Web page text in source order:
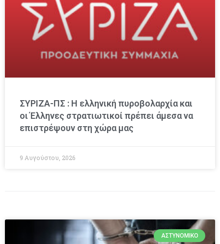
ΣΥΡΙΖΑ-ΠΣ : Η ελληνική πυροβολαρχία και
οι Έλληνες στρατιωτικοί πρέπει άμεσα να
επιστρέψουν στη χώρα μας
9 Αυγούστου, 2026
ΑΣΤΥΝΟΜΙΚΌ